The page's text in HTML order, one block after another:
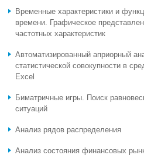
Временные характеристики и
времени. Графическое
частотных характеристик
Автоматизированный априорный
статистической совокупности в
Excel
Биматричные игры. Поиск
ситуаций
Анализ рядов распределения
Анализ состояния финансовых